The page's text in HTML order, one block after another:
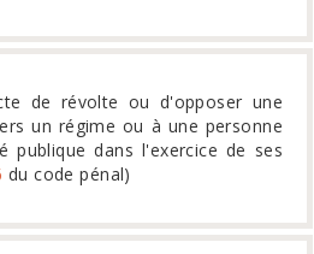
de révolte ou d'opposer une
un régime ou à une personne
publique dans l'exercice de ses
du code pénal)